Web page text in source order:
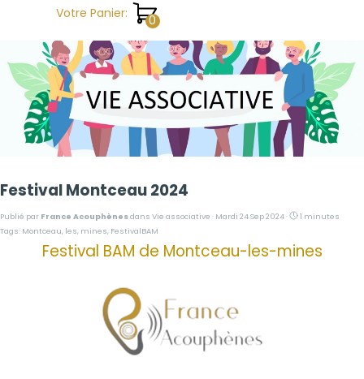
Aller au contenuVotre Panier:
Festival Montceau 2024
Publié par France Acouphènesdans Vie associative · Mardi 24 Sep 2024 ·
1 minutes
Tags: Montceau, les, mines, FestivalBAM
Festival BAM de Montceau-les-mines